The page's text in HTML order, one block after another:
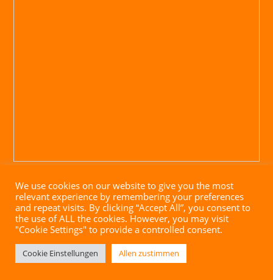
Impressum|Datenschutz|AGB| Website mit ♥ von
brandgrad° GmbH
We use cookies on our website to give you the most
relevant experience by remembering your preferences
and repeat visits. By clicking “Accept All”, you consent to
the use of ALL the cookies. However, you may visit
"Cookie Settings" to provide a controlled consent.
Cookie Einstellungen Allen zustimmen